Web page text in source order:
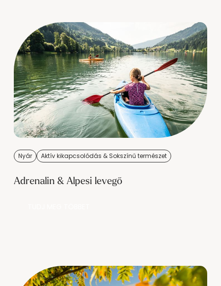
Nyár Aktív kikapcsolódás & Sokszínű természet
Adrenalin & Alpesi levegő